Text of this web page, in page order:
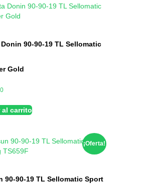
90-90-19 TL Sellomatic
Gold
al carrito
¡Oferta!
90-90-19 TL Sellomatic Sport